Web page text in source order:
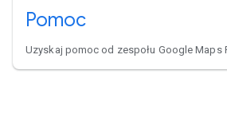
Pomoc
Uzyskaj pomoc od zespołu Google Maps